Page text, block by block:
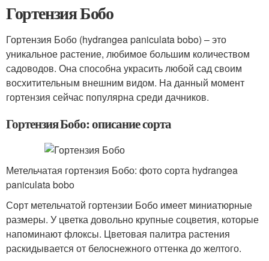
Гортензия Бобо
Гортензия Бобо (hydrangea paniculata bobo) – это
уникальное растение, любимое большим количеством
садоводов. Она способна украсить любой сад своим
восхитительным внешним видом. На данный момент
гортензия сейчас популярна среди дачников.
Гортензия Бобо: описание сорта
Метельчатая гортензия Бобо: фото сорта hydrangea
paniculata bobo
Сорт метельчатой гортензии Бобо имеет миниатюрные
размеры. У цветка довольно крупные соцветия, которые
напоминают флоксы. Цветовая палитра растения
раскидывается от белоснежного оттенка до желтого.